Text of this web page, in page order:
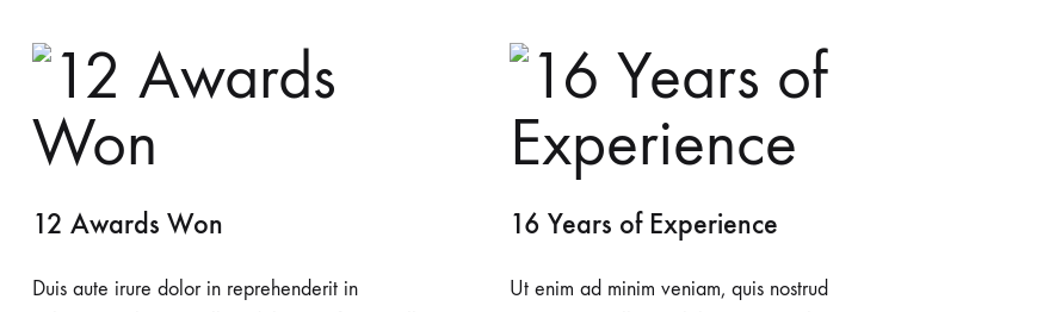
12 Awards Won
Duis aute irure dolor in reprehenderit in
16 Years of Experience
Ut enim ad minim veniam, quis nostrud